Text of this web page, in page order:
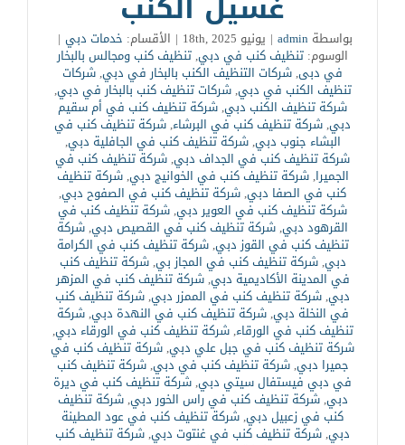
بواسطةadmin
| يونيو 18th, 2025 | الأقسام: خدمات دبي |
الوسوم: تنظيف كنب في دبي,تنظيف كنب ومجالس بالبخار
في دبى,شركات التنظيف الكنب بالبخار في دبي,شركات
تنظيف الكنب في دبي,شركات تنظيف كنب بالبخار في دبي,
شركة تنظيف الكنب دبي,شركة تنظيف كنب في أم سقيم
دبي,شركة تنظيف كنب في البرشاء,شركة تنظيف كنب في
البشاء جنوب دبي,شركة تنظيف كنب في الجافلية دبي,
شركة تنظيف كنب في الجداف دبي,شركة تنظيف كنب في
الجميرا,شركة تنظيف كنب في الخوانيج دبي,شركة تنظيف
كنب في الصفا دبي,شركة تنظيف كنب في الصفوح دبي,
شركة تنظيف كنب في العوير دبي,شركة تنظيف كنب في
القرهود دبي,شركة تنظيف كنب في القصيص دبي,شركة
تنظيف كنب في القوز دبي,شركة تنظيف كنب في الكرامة
دبي,شركة تنظيف كنب في المجاز بي,شركة تنظيف كنب
في المدينة الأكاديمية دبي,شركة تنظيف كنب في المزهر
دبي,شركة تنظيف كنب في الممزر دبي,شركة تنظيف كنب
في النخلة دبي,شركة تنظيف كنب في النهدة دبي,شركة
تنظيف كنب في الورقاء,شركة تنظيف كنب في الورقاء دبي,
شركة تنظيف كنب في جبل علي دبي,شركة تنظيف كنب في
جميرا دبي,شركة تنظيف كنب في دبي,شركة تنظيف كنب
في دبي فيستفال سيتي دبي,شركة تنظيف كنب في ديرة
دبي,شركة تنظيف كنب في راس الخور دبي,شركة تنظيف
كنب في زعبيل دبي,شركة تنظيف كنب في عود المطينة
دبي,شركة تنظيف كنب في غنتوت دبي,شركة تنظيف كنب